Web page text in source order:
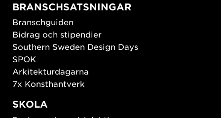
BRANSCHSATSNINGAR
Branschguiden
Bidrag och stipendier
Southern Sweden Design Days
SPOK
Arkitekturdagarna
7x Konsthantverk
SKOLA